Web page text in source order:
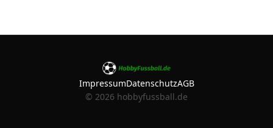
ImpressumDatenschutzAGB
© 2026 hobbyfussball.de